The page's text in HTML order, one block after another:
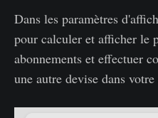
Dans les paramètres
pour calculer et afficher le
abonnements et effectuer
une autre devise dans